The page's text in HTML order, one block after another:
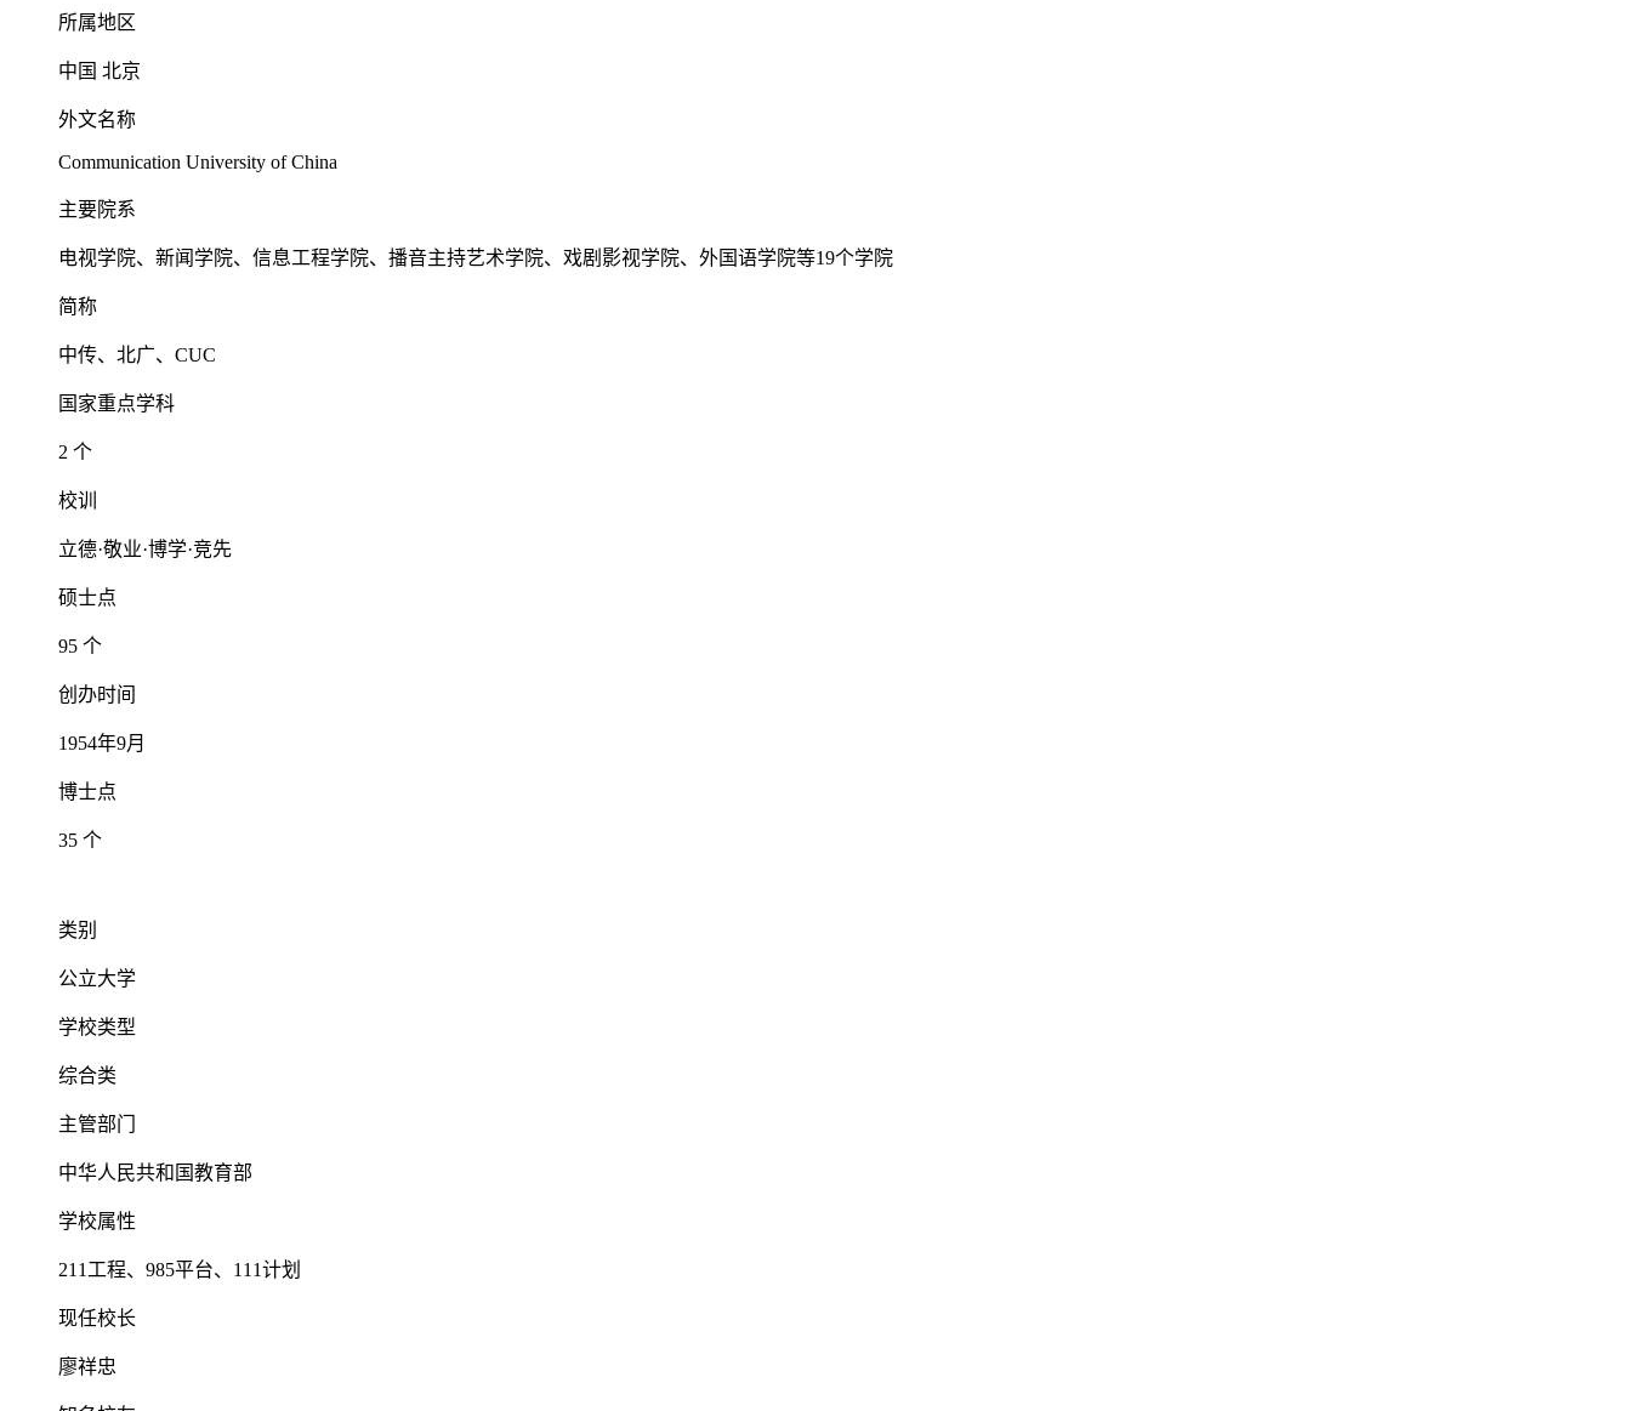
所属地区
中国 北京
外文名称
Communication University of China
主要院系
电视学院、新闻学院、信息工程学院、播音主持艺术学院、戏剧影视学院、外国语学院等19个学院
简称
中传、北广、CUC
国家重点学科
2 个
校训
立德·敬业·博学·竞先
硕士点
95 个
创办时间
1954年9月
博士点
35 个
类别
公立大学
学校类型
综合类
主管部门
中华人民共和国教育部
学校属性
211工程、985平台、111计划
现任校长
廖祥忠